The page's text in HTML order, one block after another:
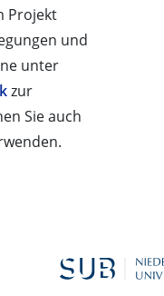
Projekt
und
unter
zur
Sie auch